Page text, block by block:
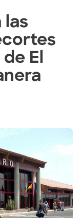
las
El